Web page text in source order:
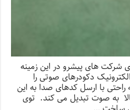
شرکت های پیشرو در این زمینه
دکودرهای صوتی را
راحتی با ارسل کدهای صدا به این
به صوت تبدیل می کند. توی